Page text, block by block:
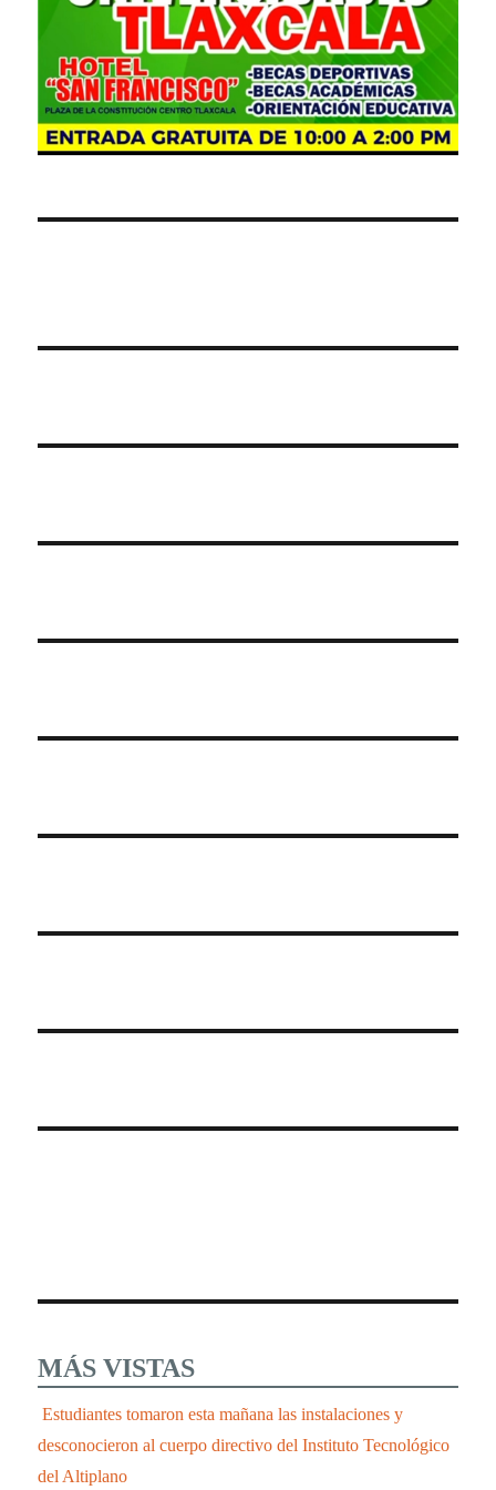
MÁS VISTAS
Estudiantes tomaron esta mañana las instalaciones y
desconocieron al cuerpo directivo del Instituto Tecnológico
del Altiplano